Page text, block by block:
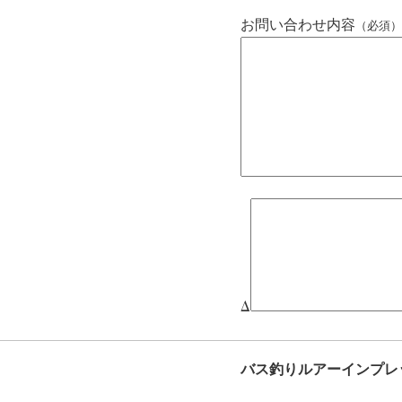
お問い合わせ内容 （必須）
Δ
バス釣りルアーインプ